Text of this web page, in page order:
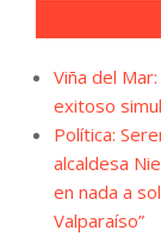
Viña del
exitoso
Política:
alcaldesa
en nada a
Valparaíso”